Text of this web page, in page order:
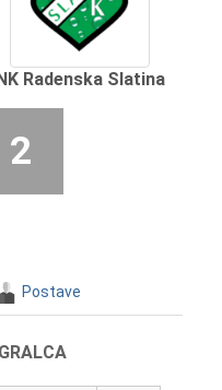
Radenska Slatina
2
Postave